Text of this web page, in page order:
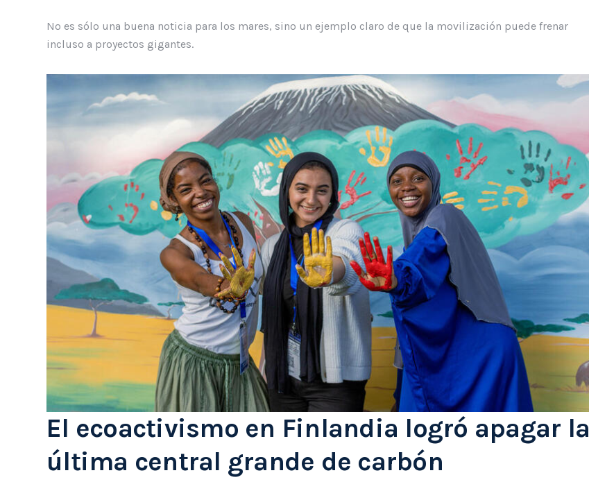
No es sólo una buena noticia para los mares, sino un ejemplo claro de que la movilización puede frenar
incluso a proyectos gigantes.
El ecoactivismo en Finlandia logró apagar la
última central grande de carbón